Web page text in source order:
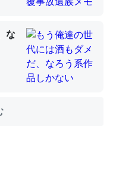
歳と僕。ITツール導入で
by LIFULL介護
な